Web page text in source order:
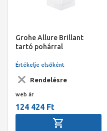
Grohe Allure Brillant
tartó pohárral
Rendelésre
Értékelje elsőként
web ár
124 424 Ft